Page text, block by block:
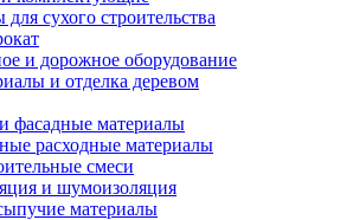
сухого строительства
и дорожное оборудование
и отделка деревом
фасадные материалы
расходные материалы
смеси
и шумоизоляция
материалы